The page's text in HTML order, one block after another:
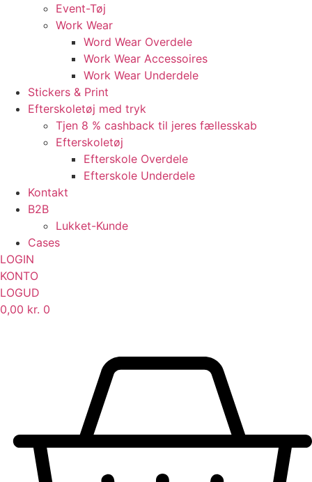
Event-Tøj
Work Wear
Word Wear Overdele
Work Wear Accessoires
Work Wear Underdele
Stickers & Print
Efterskoletøj med tryk
Tjen 8 % cashback til jeres fællesskab
Efterskoletøj
Efterskole Overdele
Efterskole Underdele
Kontakt
B2B
Lukket-Kunde
Cases
LOGIN
KONTO
LOGUD
0,00 kr. 0